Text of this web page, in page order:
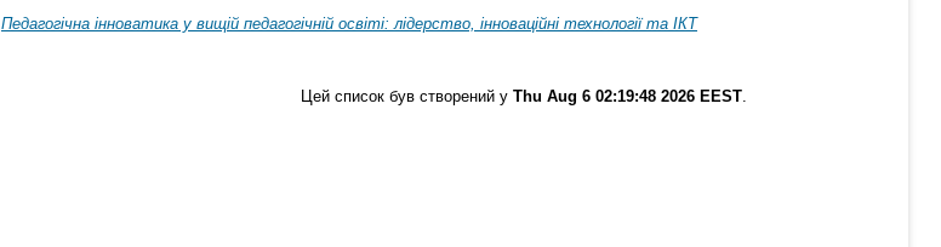
Педагогічна інноватика у вищій педагогічній освіті: лідерство, інноваційні технології та ІКТ
Цей список був створений у Thu Aug 6 02:19:48 2026 EEST.